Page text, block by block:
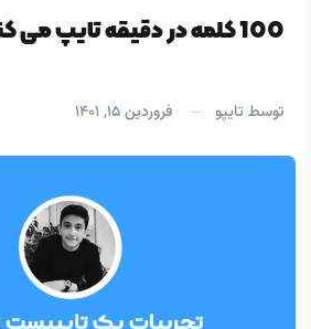
100 کلمه در دقیقه تایپ می کنم؟
توسط تایپو فروردین ۱۵, ۱۴۰۱